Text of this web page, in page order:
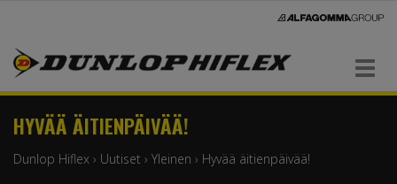
Navigaatio
HYVÄÄ ÄITIENPÄIVÄÄ!
Dunlop Hiflex › Uutiset › Yleinen › Hyvää äitienpäivää!